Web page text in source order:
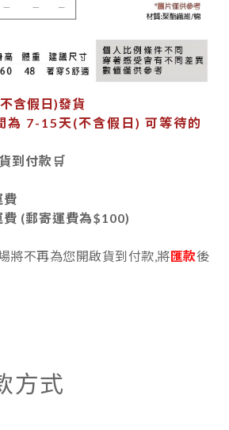
含假日)發貨
為 7-15天 (不含假日) 可等待的
到付款🛒
費
(郵寄運費為$100)
將不再為您開啟貨到付款,將 匯款後
方式